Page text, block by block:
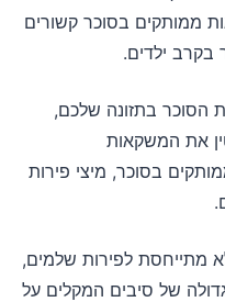
ממותקים בסוכר קשורים
הסוכר בתזונה שלכם,
את המשקאות
בסוכר, מיצי פירות
מתייחסת לפירות שלמים,
של סיבים המקלים על